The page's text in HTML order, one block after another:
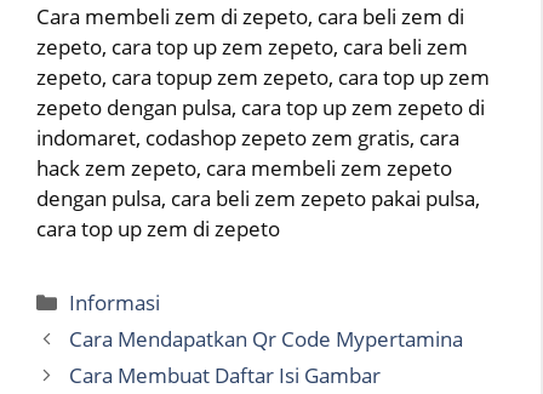
Cara membeli zem di zepeto, cara beli zem di
zepeto, cara top up zem zepeto, cara beli zem
zepeto, cara topup zem zepeto, cara top up zem
zepeto dengan pulsa, cara top up zem zepeto di
indomaret, codashop zepeto zem gratis, cara
hack zem zepeto, cara membeli zem zepeto
dengan pulsa, cara beli zem zepeto pakai pulsa,
cara top up zem di zepeto
Categories
Informasi
Cara Mendapatkan Qr Code Mypertamina
Cara Membuat Daftar Isi Gambar